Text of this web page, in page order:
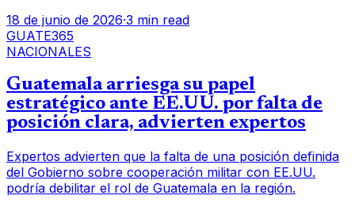
18 de junio de 2026·3 min read
GUATE365
NACIONALES
Guatemala arriesga su papel
estratégico ante EE.UU. por falta de
posición clara, advierten expertos
Expertos advierten que la falta de una posición definida
del Gobierno sobre cooperación militar con EE.UU.
podría debilitar el rol de Guatemala en la región.